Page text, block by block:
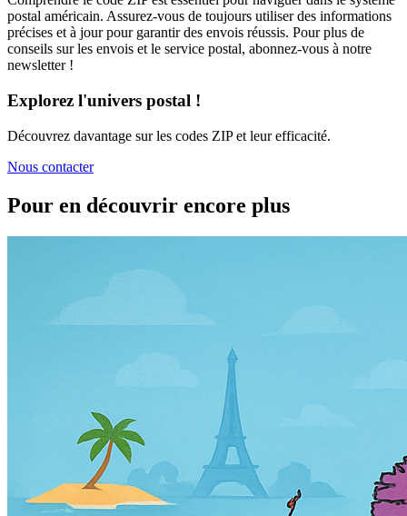
postal américain. Assurez-vous de toujours utiliser des informations
précises et à jour pour garantir des envois réussis. Pour plus de
conseils sur les envois et le service postal, abonnez-vous à notre
newsletter !
Explorez l'univers postal !
Découvrez davantage sur les codes ZIP et leur efficacité.
Nous contacter
Pour en découvrir encore plus